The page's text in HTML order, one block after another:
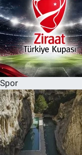
Spor